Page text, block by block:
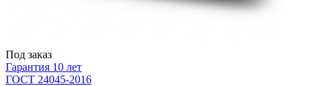
Под заказ
Гарантия 10 лет
ГОСТ 24045-2016